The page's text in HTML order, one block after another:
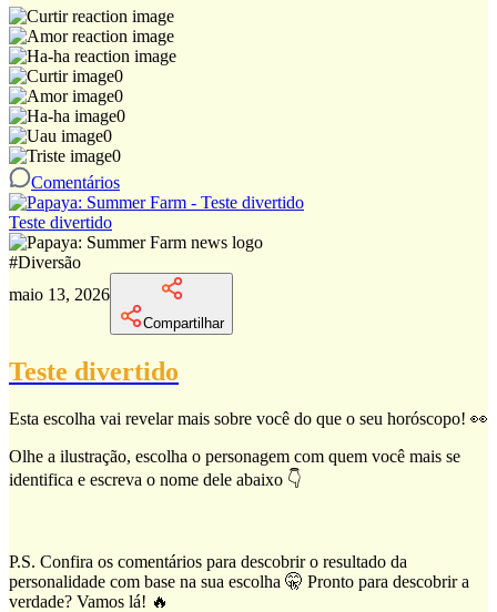
0
0
0
0
0
Comentários
Teste divertido
#Diversão
maio 13, 2026
Compartilhar
Teste divertido
Esta escolha vai revelar mais sobre você do que o seu horóscopo! 👀
Olhe a ilustração, escolha o personagem com quem você mais se
identifica e escreva o nome dele abaixo 👇
P.S. Confira os comentários para descobrir o resultado da
personalidade com base na sua escolha 🤫 Pronto para descobrir a
verdade? Vamos lá! 🔥